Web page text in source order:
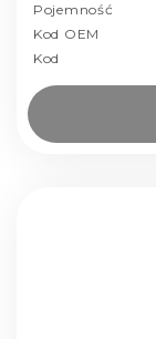
Pojemność
Kod OEM
Kod